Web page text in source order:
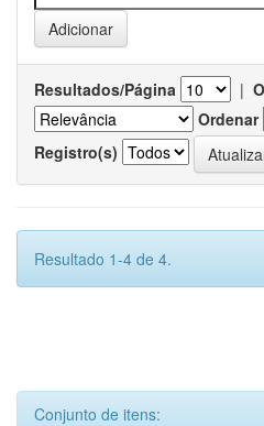
Resultados/Página |
Ordenar
Registro(s)
Resultado 1-4 de 4.
Conjunto de itens: